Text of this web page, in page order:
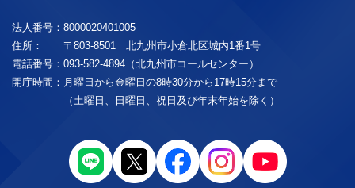
法人番号： 8000020401005
住所：
〒803-8501 北九州市小倉北区城内1番1号
電話番号： 093-582-4894（北九州市コールセンター）
開庁時間： 月曜日から金曜日の8時30分から17時15分まで
（土曜日、日曜日、祝日及び年末年始を除く）